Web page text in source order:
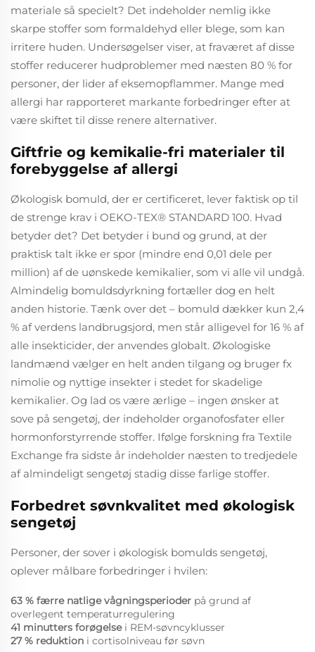
materiale så specielt? Det indeholder nemlig ikke
skarpe stoffer som formaldehyd eller blege, som kan
irritere huden. Undersøgelser viser, at fraværet af disse
stoffer reducerer hudproblemer med næsten 80 % for
personer, der lider af eksemopflammer. Mange med
allergi har rapporteret markante forbedringer efter at
være skiftet til disse renere alternativer.
Giftfrie og kemikalie-fri materialer til
forebyggelse af allergi
Økologisk bomuld, der er certificeret, lever faktisk op til
de strenge krav i OEKO-TEX® STANDARD 100. Hvad
betyder det? Det betyder i bund og grund, at der
praktisk talt ikke er spor (mindre end 0,01 dele per
million) af de uønskede kemikalier, som vi alle vil undgå.
Almindelig bomuldsdyrkning fortæller dog en helt
anden historie. Tænk over det – bomuld dækker kun 2,4
% af verdens landbrugsjord, men står alligevel for 16 % af
alle insekticider, der anvendes globalt. Økologiske
landmænd vælger en helt anden tilgang og bruger fx
nimolie og nyttige insekter i stedet for skadelige
kemikalier. Og lad os være ærlige – ingen ønsker at
sove på sengetøj, der indeholder organofosfater eller
hormonforstyrrende stoffer. Ifølge forskning fra Textile
Exchange fra sidste år indeholder næsten to tredjedele
af almindeligt sengetøj stadig disse farlige stoffer.
Forbedret søvnkvalitet med økologisk
sengetøj
Personer, der sover i økologisk bomulds sengetøj,
oplever målbare forbedringer i hvilen:
63 % færre natlige vågningsperioder på grund af
overlegent temperaturregulering
41 minutters forøgelse i REM-søvncyklusser
27 % reduktion i cortisolniveau før søvn